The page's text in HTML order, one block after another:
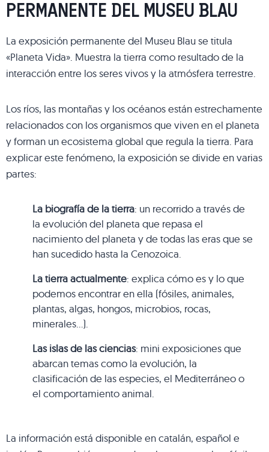
PERMANENTE DEL MUSEU BLAU
La exposición permanente del Museu Blau se titula
«Planeta Vida». Muestra la tierra como resultado de la
interacción entre los seres vivos y la atmósfera terrestre.
Los ríos, las montañas y los océanos están estrechamente
relacionados con los organismos que viven en el planeta
y forman un ecosistema global que regula la tierra. Para
explicar este fenómeno, la exposición se divide en varias
partes:
La biografía de la tierra: un recorrido a través de
la evolución del planeta que repasa el
nacimiento del planeta y de todas las eras que se
han sucedido hasta la Cenozoica.
La tierra actualmente: explica cómo es y lo que
podemos encontrar en ella (fósiles, animales,
plantas, algas, hongos, microbios, rocas,
minerales…).
Las islas de las ciencias: mini exposiciones que
abarcan temas como la evolución, la
clasificación de las especies, el Mediterráneo o
el comportamiento animal.
La información está disponible en catalán, español e